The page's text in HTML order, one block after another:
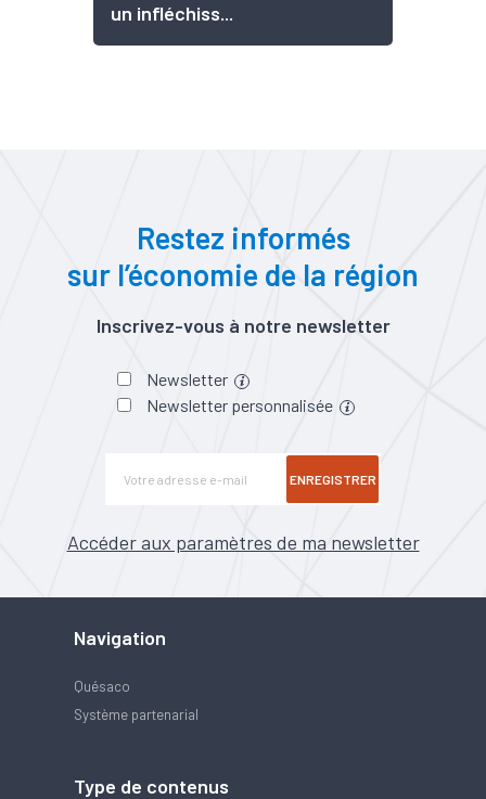
un infléchiss...
Restez informés
sur l’économie de la région
Inscrivez-vous à notre newsletter
Newsletter
Newsletter personnalisée
ENREGISTRER
Accéder aux paramètres de ma newsletter
Navigation
Quésaco
Système partenarial
Type de contenus